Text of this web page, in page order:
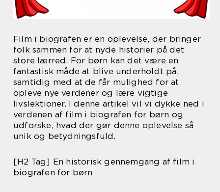
Film i biografen er en oplevelse, der bringer
folk sammen for at nyde historier på det
store lærred. For børn kan det være en
fantastisk måde at blive underholdt på,
samtidig med at de får mulighed for at
opleve nye verdener og lære vigtige
livslektioner. I denne artikel vil vi dykke ned i
verdenen af film i biografen for børn og
udforske, hvad der gør denne oplevelse så
unik og betydningsfuld.
[H2 Tag] En historisk gennemgang af film i
biografen for børn